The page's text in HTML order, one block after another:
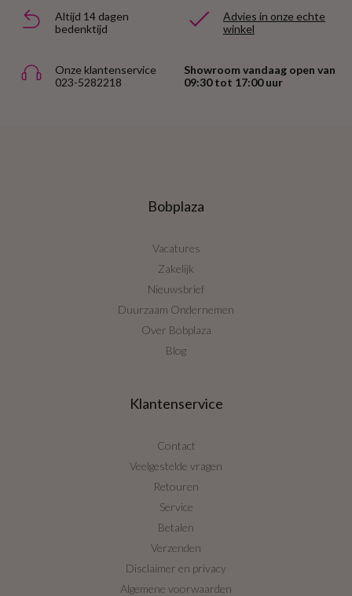
Altijd 14 dagen
bedenktijd
Advies in onze echte
winkel
Onze klantenservice
023-5282218
Showroom vandaag open van
09:30 tot 17:00 uur
Bobplaza
Vacatures
Zakelijk
Nieuwsbrief
Duurzaam Ondernemen
Over Bobplaza
Blog
Klantenservice
Contact
Veelgestelde vragen
Retouren
Service
Betalen
Verzenden
Disclaimer en privacy
Algemene voorwaarden